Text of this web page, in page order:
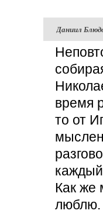
Даниил
время
то от
Как же
люблю.